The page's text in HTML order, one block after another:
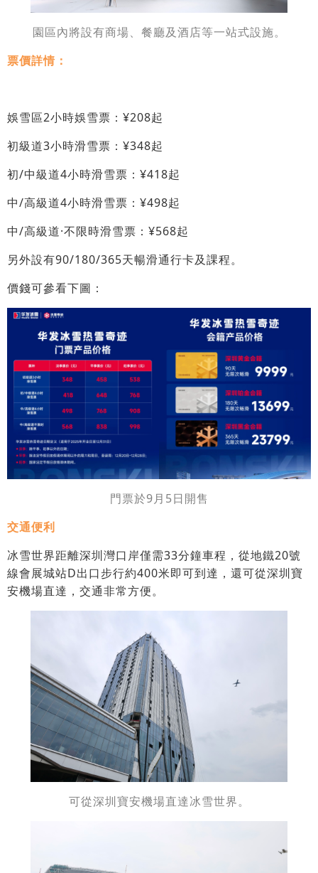
園區內將設有商場、餐廳及酒店等一站式設施。
票價詳情：
娛雪區2小時娛雪票：¥208起
初級道3小時滑雪票：¥348起
初/中級道4小時滑雪票：¥418起
中/高級道4小時滑雪票：¥498起
中/高級道·不限時滑雪票：¥568起
另外設有90/180/365天暢滑通行卡及課程。
價錢可參看下圖：
門票於9月5日開售
交通便利
冰雪世界距離深圳灣口岸僅需33分鐘車程，從地鐵20號
線會展城站D出口步行約400米即可到達，還可從深圳寶
安機場直達，交通非常方便。
可從深圳寶安機場直達冰雪世界。